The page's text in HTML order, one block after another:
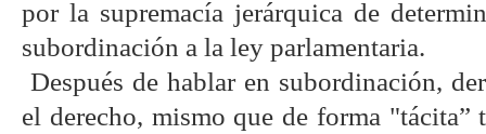
por la supremacía jerárquica de
subordinación a la ley parlamentaria.
Después de hablar en subordinación,
el derecho, mismo que de forma "tácita”